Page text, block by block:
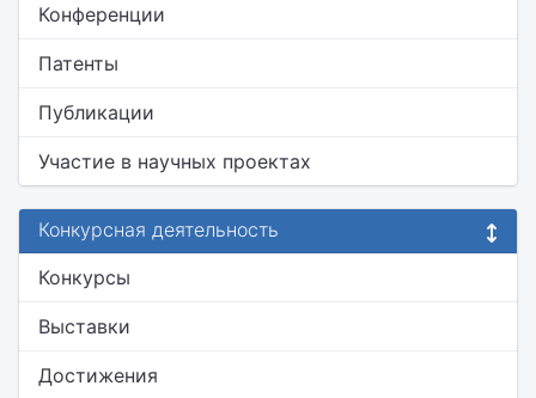
Конференции
Патенты
Публикации
Участие в научных проектах
Конкурсная деятельность
Конкурсы
Выставки
Достижения